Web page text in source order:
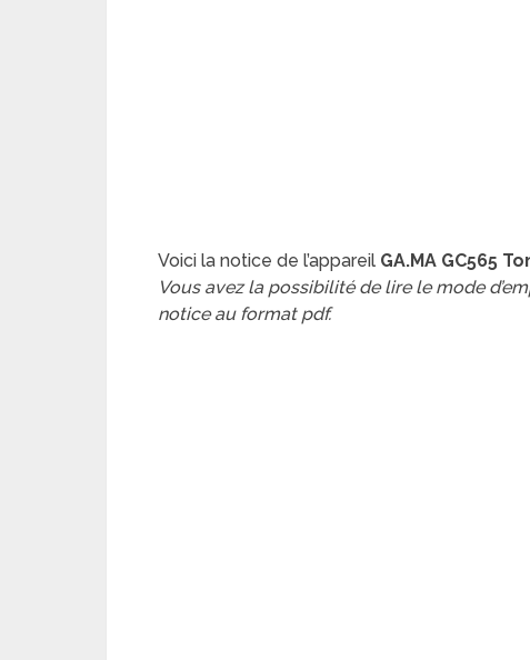
Voici la notice de l’appareil GA.MA GC565
Vous avez la possibilité de lire le mode
notice au format pdf.